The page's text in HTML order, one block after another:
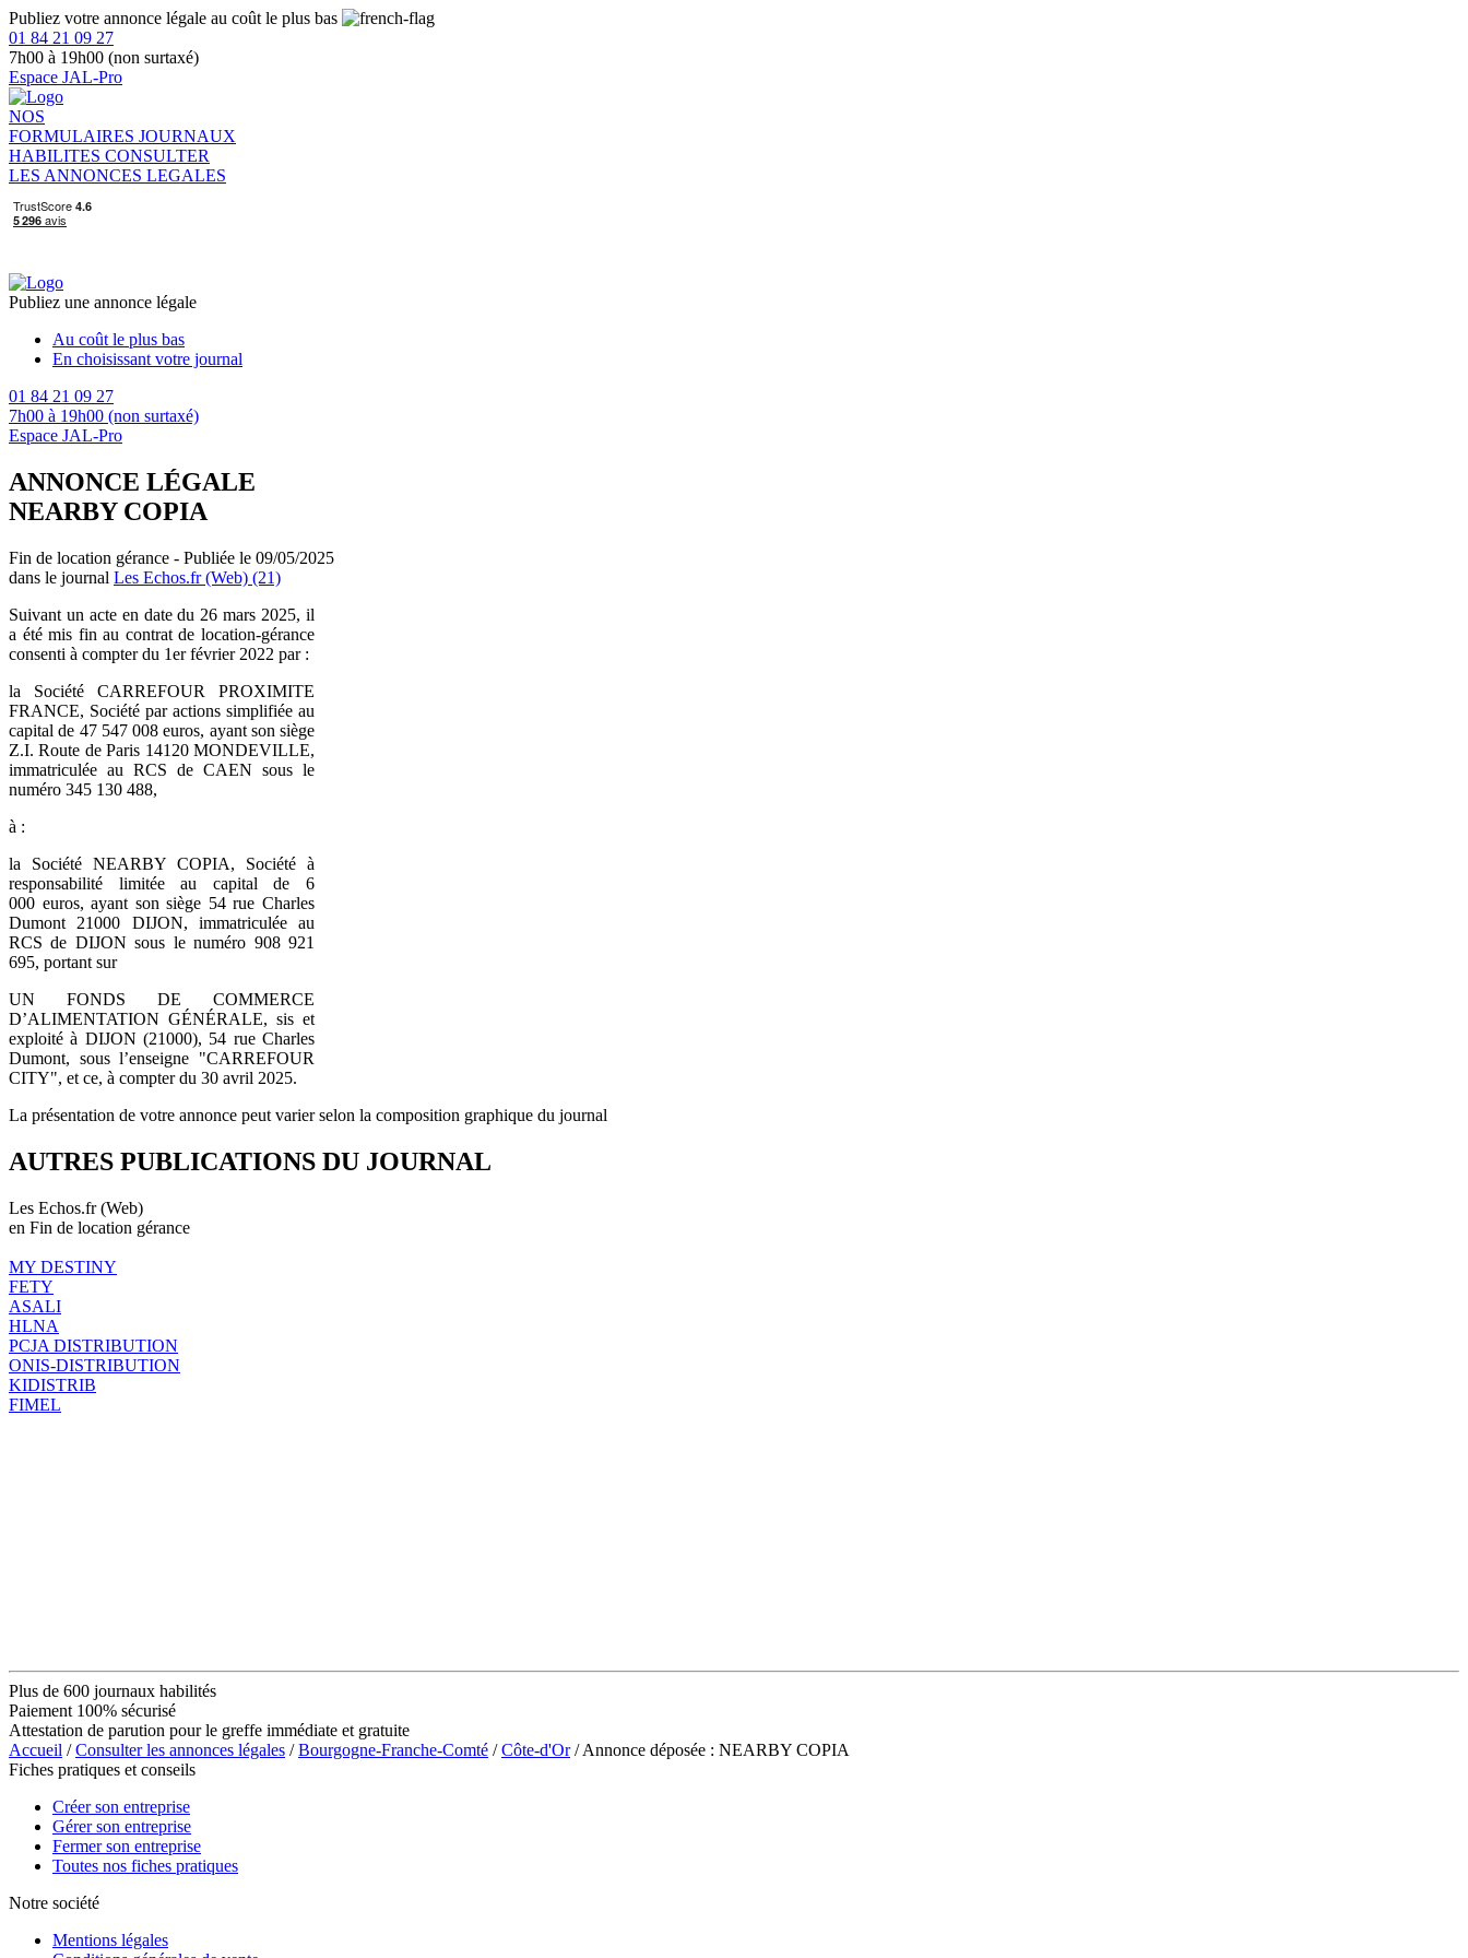
Publiez votre annonce légale au coût le plus bas
01 84 21 09 27
7h00 à 19h00 (non surtaxé)
Espace JAL-Pro
NOS
FORMULAIRES JOURNAUX
HABILITES CONSULTER
LES ANNONCES LEGALES
Publiez une annonce légale
Au coût le plus bas
En choisissant votre journal
01 84 21 09 27
7h00 à 19h00 (non surtaxé)
Espace JAL-Pro
ANNONCE LÉGALE
NEARBY COPIA
Fin de location gérance - Publiée le 09/05/2025
dans le journal Les Echos.fr (Web) (21)
Suivant un acte en date du 26 mars 2025, il
a été mis fin au contrat de location-gérance
consenti à compter du 1er février 2022 par :
la Société CARREFOUR PROXIMITE
FRANCE, Société par actions simplifiée au
capital de 47 547 008 euros, ayant son siège
Z.I. Route de Paris 14120 MONDEVILLE,
immatriculée au RCS de CAEN sous le
numéro 345 130 488,
à :
la Société NEARBY COPIA, Société à
responsabilité limitée au capital de 6
000 euros, ayant son siège 54 rue Charles
Dumont 21000 DIJON, immatriculée au
RCS de DIJON sous le numéro 908 921
695, portant sur
UN FONDS DE COMMERCE
D’ALIMENTATION GÉNÉRALE, sis et
exploité à DIJON (21000), 54 rue Charles
Dumont, sous l’enseigne "CARREFOUR
CITY", et ce, à compter du 30 avril 2025.
La présentation de votre annonce peut varier selon la composition graphique du journal
AUTRES PUBLICATIONS DU JOURNAL
Les Echos.fr (Web)
en Fin de location gérance
MY DESTINY
FETY
ASALI
HLNA
PCJA DISTRIBUTION
ONIS-DISTRIBUTION
KIDISTRIB
FIMEL
Plus de 600 journaux habilités
Paiement 100% sécurisé
Attestation de parution pour le greffe immédiate et gratuite
Accueil /Consulter les annonces légales /Bourgogne-Franche-Comté /Côte-d'Or/ Annonce déposée : NEARBY COPIA
Fiches pratiques et conseils
Créer son entreprise
Gérer son entreprise
Fermer son entreprise
Toutes nos fiches pratiques
Notre société
Mentions légales